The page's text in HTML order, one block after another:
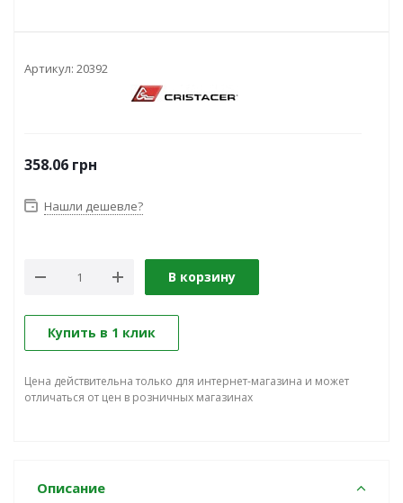
Артикул: 20392
358.06 грн
Нашли дешевле?
В корзину
Купить в 1 клик
Цена действительна только для интернет-магазина и может
отличаться от цен в розничных магазинах
Описание